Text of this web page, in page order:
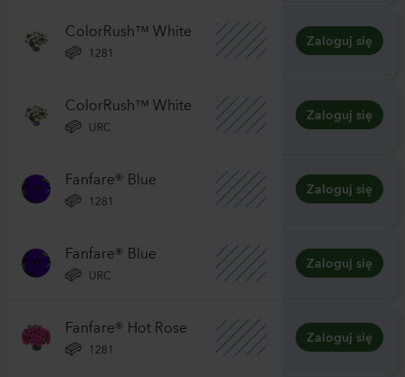
ColorRush™ White
1281
Zaloguj się
ColorRush™ White
URC
Zaloguj się
Fanfare® Blue
1281
Zaloguj się
Fanfare® Blue
URC
Zaloguj się
Fanfare® Hot Rose
1281
Zaloguj się